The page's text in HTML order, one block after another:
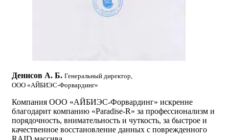
Денисов А. Б. Генеральный директор,
ООО «АЙБИЭС-Форвардинг»
Компания ООО «АЙБИЭС-Форвардинг» искренне
благодарит компанию «Paradise-R» за профессионализм и
порядочность, внимательность и чуткость, за быстрое и
качественное восстановление данных с поврежденного